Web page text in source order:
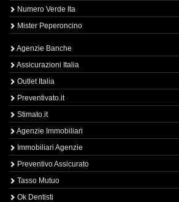
Numero Verde Ita
Mister Peperoncino
Agenzie Banche
Assicurazioni Italia
Outlet Italia
Preventivato.it
Stimato.it
Agenzie Immobiliari
Immobiliari Agenzie
Preventivo Assicurato
Tasso Mutuo
Ok Dentisti